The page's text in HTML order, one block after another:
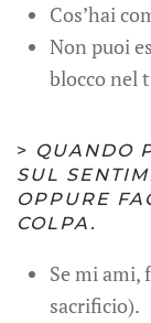
Cos’hai
Non puoi
blocco nel
> QUANDO
SUL
OPPURE
COLPA.
Se mi ami,
sacrificio).